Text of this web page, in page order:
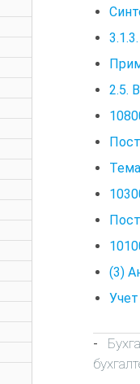
2.5.
(3)
-